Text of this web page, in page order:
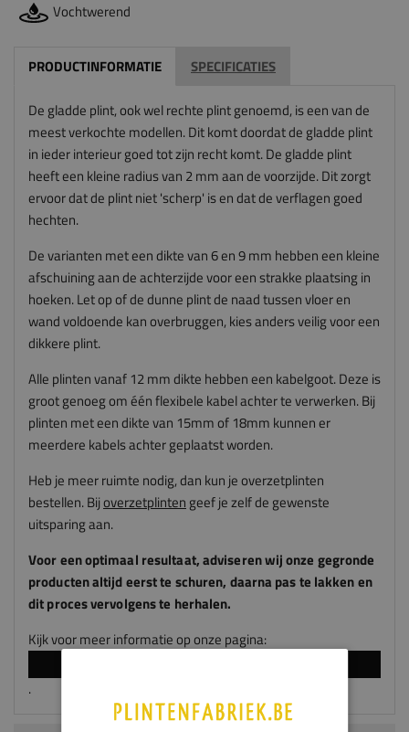
Vochtwerend
PRODUCTINFORMATIE SPECIFICATIES
De gladde plint, ook wel rechte plint genoemd, is een van de
meest verkochte modellen. Dit komt doordat de gladde plint
in ieder interieur goed tot zijn recht komt. De gladde plint
heeft een kleine radius van 2 mm aan de voorzijde. Dit zorgt
ervoor dat de plint niet 'scherp' is en dat de verflagen goed
hechten.
De varianten met een dikte van 6 en 9 mm hebben een kleine
afschuining aan de achterzijde voor een strakke plaatsing in
hoeken. Let op of de dunne plint de naad tussen vloer en
wand voldoende kan overbruggen, kies anders veilig voor een
dikkere plint.
Alle plinten vanaf 12 mm dikte hebben een kabelgoot. Deze is
groot genoeg om één flexibele kabel achter te verwerken. Bij
plinten met een dikte van 15mm of 18mm kunnen er
meerdere kabels achter geplaatst worden.
Heb je meer ruimte nodig, dan kun je overzetplinten
bestellen. Bijoverzetplinten geef je zelf de gewenste
uitsparing aan.
Voor een optimaal resultaat, adviserenwijonze gegronde
producten altijd eerst te schuren, daarna pas te lakken en
dit proces vervolgens te herhalen.
Kijk voor meer informatie op onze pagina:
.